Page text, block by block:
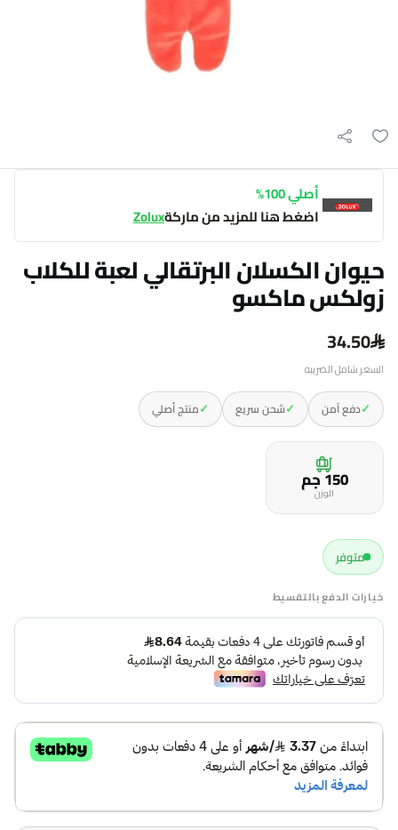
أصلي 100%
اضغط هنا للمزيد من ماركةZolux
حيوان الكسلان البرتقالي لعبة للكلاب
زولكس ماكسو
34.50
السعر شامل الضريبه
✓دفع آمن ✓شحن سريع ✓منتج أصلي
150 جمالوزن
متوفر
خيارات الدفع بالتقسيط